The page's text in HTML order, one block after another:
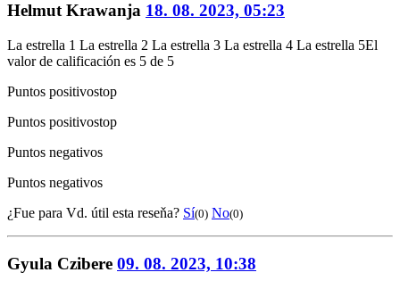
Helmut Krawanja 18. 08. 2023, 05:23
La estrella 1 La estrella 2 La estrella 3 La estrella 4 La estrella 5El
valor de calificación es 5 de 5
Puntos positivostop
Puntos positivostop
Puntos negativos
Puntos negativos
¿Fue para Vd. útil esta reseňa? Sí(0) No(0)
Gyula Czibere 09. 08. 2023, 10:38